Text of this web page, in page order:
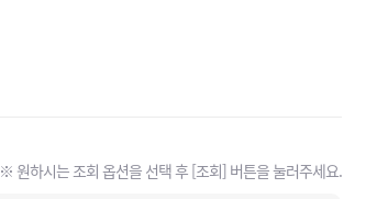
※ 원하시는 조회 옵션을 선택 후 [조회] 버튼을 눌러주세요.